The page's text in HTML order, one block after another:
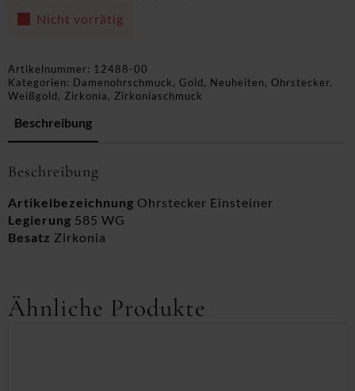
Nicht vorrätig
Artikelnummer: 12488-00
Kategorien: Damenohrschmuck, Gold, Neuheiten, Ohrstecker,
Weißgold, Zirkonia, Zirkoniaschmuck
Beschreibung
Beschreibung
Artikelbezeichnung Ohrstecker Einsteiner
Legierung 585 WG
Besatz Zirkonia
Ähnliche Produkte